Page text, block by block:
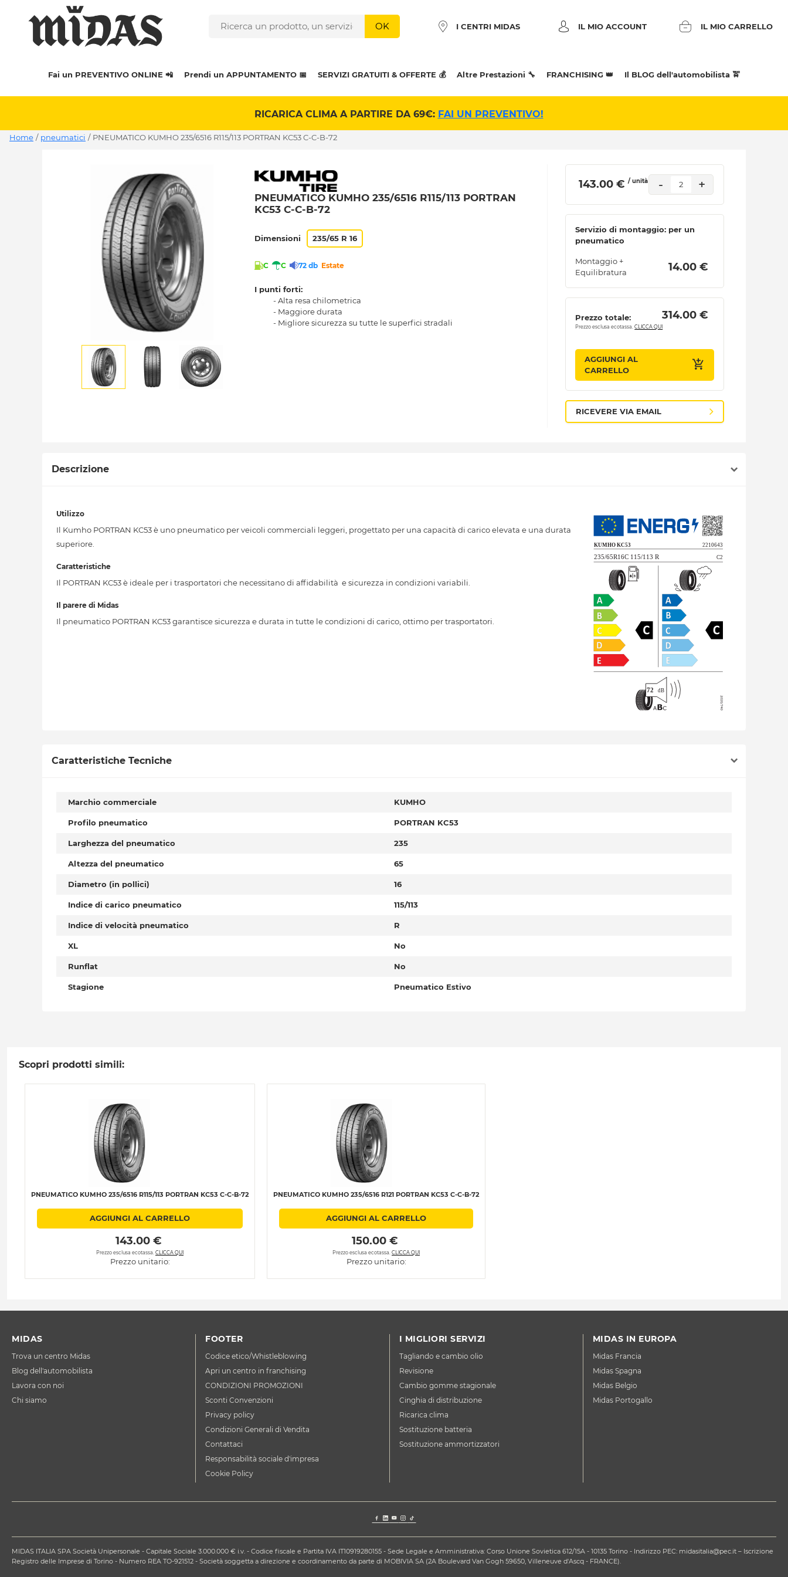
OK I CENTRI MIDAS IL MIO ACCOUNT IL MIO CARRELLO
Fai un PREVENTIVO ONLINE 📲 Prendi un APPUNTAMENTO 📅 SERVIZI GRATUITI & OFFERTE 💰 Altre Prestazioni 🔧 FRANCHISING 👑 Il BLOG dell'automobilista 🚖
RICARICA CLIMA A PARTIRE DA 69€: FAI UN PREVENTIVO!
Home / pneumatici / PNEUMATICO KUMHO 235/6516 R115/113 PORTRAN KC53 C-C-B-72
PNEUMATICO KUMHO 235/6516 R115/113 PORTRAN
KC53 C-C-B-72
Dimensioni 235/65 R 16
C C 72 db Estate
I punti forti:
- Alta resa chilometrica
- Maggiore durata
- Migliore sicurezza su tutte le superfici stradali
143.00 € / unità - 2 +
Servizio di montaggio: per un
pneumatico
Montaggio +
Equilibratura
14.00 €
Prezzo totale: 314.00 €
Prezzo esclusa ecotassa.CLICCA QUI
AGGIUNGI AL
CARRELLO
RICEVERE VIA EMAIL
Descrizione
Utilizzo
Il Kumho PORTRAN KC53 è uno pneumatico per veicoli commerciali leggeri, progettato per una capacità di carico elevata e una durata
superiore.
Caratteristiche
Il PORTRAN KC53 è ideale per i trasportatori che necessitano di affidabilità e sicurezza in condizioni variabili.
Il parere di Midas
Il pneumatico PORTRAN KC53 garantisce sicurezza e durata in tutte le condizioni di carico, ottimo per trasportatori.
Caratteristiche Tecniche
Marchio commerciale KUMHO
Profilo pneumatico PORTRAN KC53
Larghezza del pneumatico 235
Altezza del pneumatico 65
Diametro (in pollici) 16
Indice di carico pneumatico 115/113
Indice di velocità pneumatico R
XL No
Runflat No
Stagione Pneumatico Estivo
Scopri prodotti simili:
PNEUMATICO KUMHO 235/6516 R115/113 PORTRAN KC53 C-C-B-72
AGGIUNGI AL CARRELLO
143.00 €
Prezzo esclusa ecotassa. CLICCA QUI
Prezzo unitario:
PNEUMATICO KUMHO 235/6516 R121 PORTRAN KC53 C-C-B-72
AGGIUNGI AL CARRELLO
150.00 €
Prezzo esclusa ecotassa. CLICCA QUI
Prezzo unitario:
MIDAS
Trova un centro Midas
Blog dell'automobilista
Lavora con noi
Chi siamo
FOOTER
Codice etico/Whistleblowing
Apri un centro in franchising
CONDIZIONI PROMOZIONI
Sconti Convenzioni
Privacy policy
Condizioni Generali di Vendita
Contattaci
Responsabilità sociale d'impresa
Cookie Policy
I MIGLIORI SERVIZI
Tagliando e cambio olio
Revisione
Cambio gomme stagionale
Cinghia di distribuzione
Ricarica clima
Sostituzione batteria
Sostituzione ammortizzatori
MIDAS IN EUROPA
Midas Francia
Midas Spagna
Midas Belgio
Midas Portogallo
MIDAS ITALIA SPA Società Unipersonale - Capitale Sociale 3.000.000 € i.v. - Codice fiscale e Partita IVA IT10919280155 - Sede Legale e Amministrativa: Corso Unione Sovietica 612/15A - 10135 Torino - Indirizzo PEC: midasitalia@pec.it – Iscrizione
Registro delle Imprese di Torino - Numero REA TO-921512 - Società soggetta a direzione e coordinamento da parte di MOBIVIA SA (2A Boulevard Van Gogh 59650, Villeneuve d'Ascq - FRANCE).